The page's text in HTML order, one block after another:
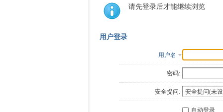
索
请先登录后才能继续浏览
用户登录
用户名
密码:
安全提问:
自动登录